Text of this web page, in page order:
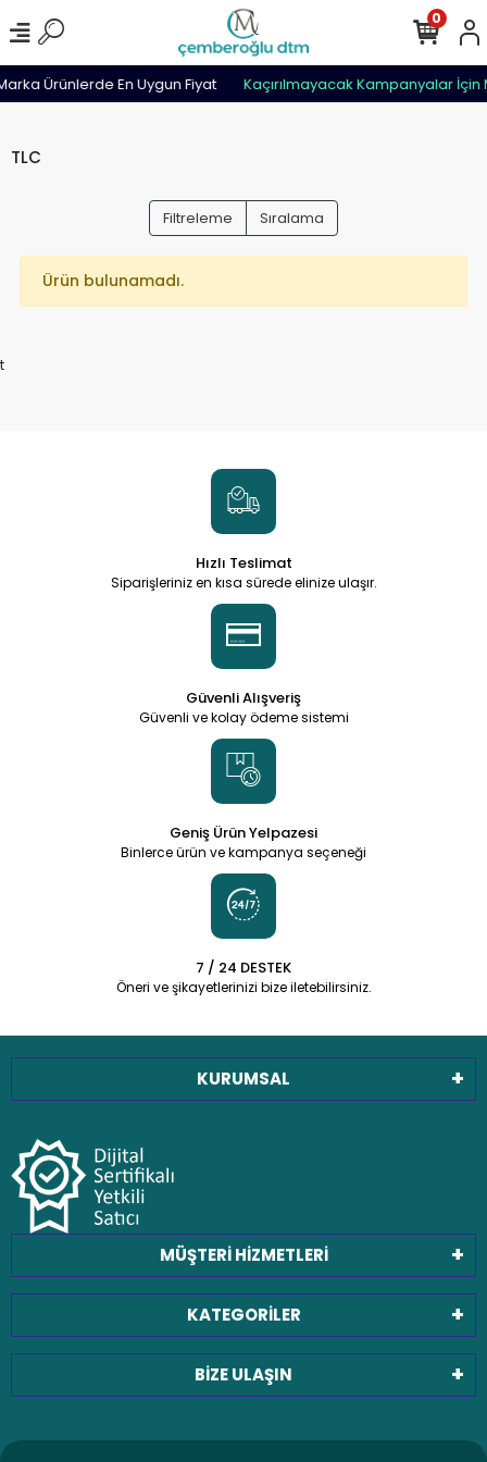
Ürünlerde En Uygun Fiyat Kaçırılmayacak Kampanyalar İçin
0
TLC
Filtreleme Sıralama
Ürün bulunamadı.
t
Hızlı Teslimat
Siparişleriniz en kısa sürede elinize ulaşır.
Güvenli Alışveriş
Güvenli ve kolay ödeme sistemi
Geniş Ürün Yelpazesi
Binlerce ürün ve kampanya seçeneği
7 / 24 DESTEK
Öneri ve şikayetlerinizi bize iletebilirsiniz.
KURUMSAL
MÜŞTERİ HİZMETLERİ
KATEGORİLER
BİZE ULAŞIN